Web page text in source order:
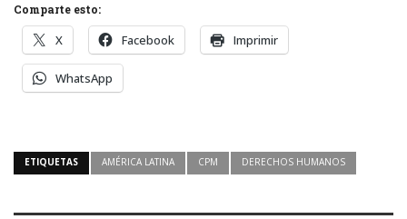
Comparte esto:
X Facebook Imprimir
WhatsApp
ETIQUETAS AMÉRICA LATINA CPM DERECHOS HUMANOS